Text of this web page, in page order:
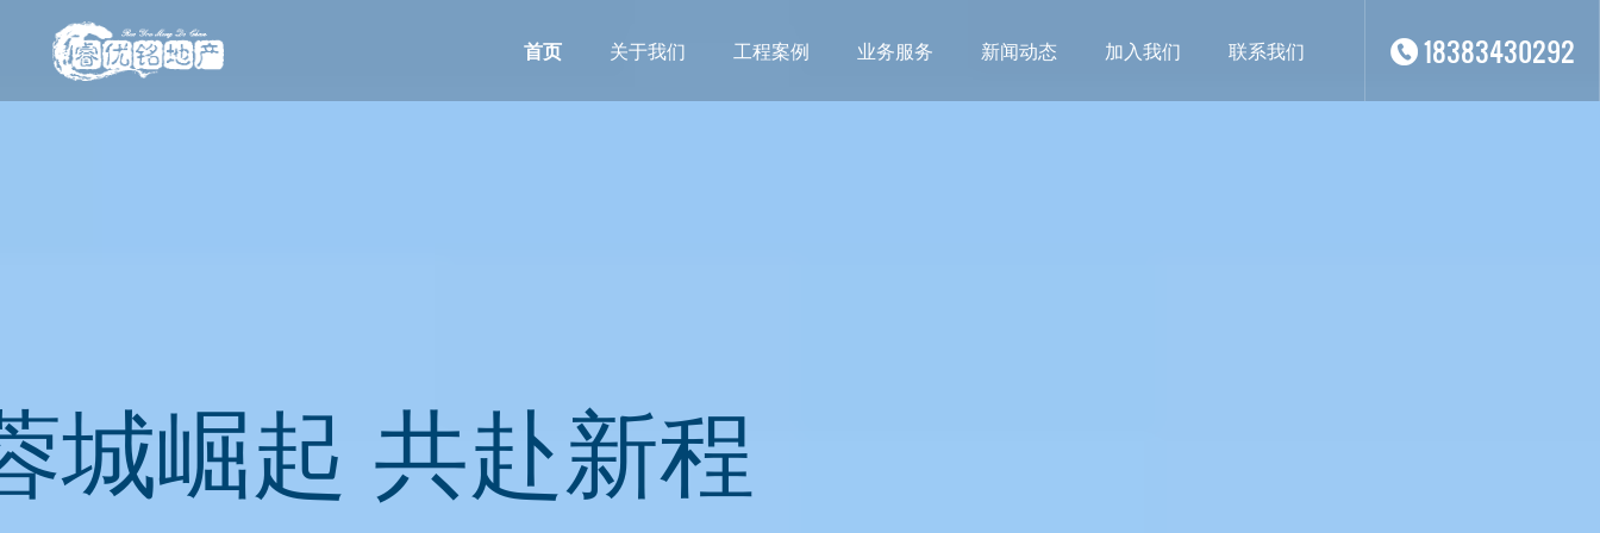
首页 关于我们 工程案例 业务服务 新闻动态 加入我们 联系我们 18383430292
城崛起 共赴新程
益求精·稳中砺行
城崛起 共赴新程